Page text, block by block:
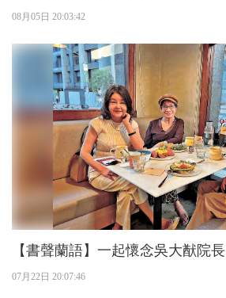
08月05日 20:03:42
【書聲蘭語】一起懷念吳大猷院長
07月22日 20:07:46